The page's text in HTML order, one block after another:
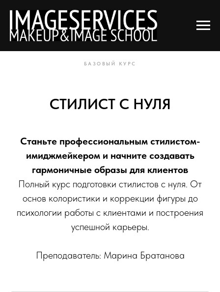
Главная → Курсы → Стилист → СТИЛИСТ С НУЛЯ
БАЗОВЫЙ КУРС
СТИЛИСТ С НУЛЯ
Станьте профессиональным стилистом-
имиджмейкером и начните создавать
гармоничные образы для клиентов
Полный курс подготовки стилистов с нуля. От
основ колористики и коррекции фигуры до
психологии работы с клиентами и построения
успешной карьеры.
Преподаватель: Марина Братанова